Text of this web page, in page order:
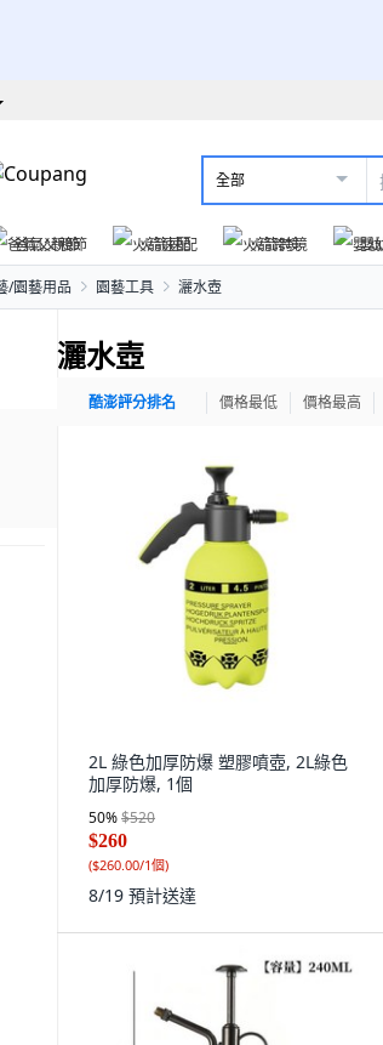
全部
爸氣父親節
火箭速配 火箭跨境 嬰
/園藝用品 園藝工具 灑水壺
灑水壺
酷澎評分排名 價格最低 價格最高
2L 綠色加厚防爆 塑膠噴壺, 2L綠色
加厚防爆, 1個
50%$520
$260
($260.00/1個)
8/19 預計送達